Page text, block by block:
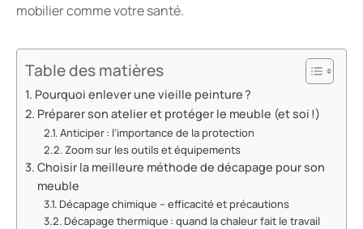
mobilier comme votre santé.
Table des matières
Pourquoi enlever une vieille peinture ?
Préparer son atelier et protéger le meuble (et soi !)
Anticiper : l’importance de la protection
Zoom sur les outils et équipements
Choisir la meilleure méthode de décapage pour son
meuble
Décapage chimique – efficacité et précautions
Décapage thermique : quand la chaleur fait le travail